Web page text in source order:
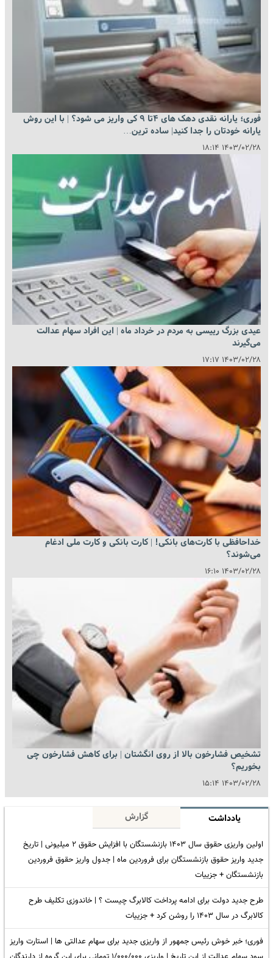
فوری؛ یارانه نقدی دهک های ۴تا ۹ کی واریز می شود؟ | با این روش
یارانه خودتان را جدا کنید| ساده ترین…
۱۴۰۳/۰۲/۲۸ ۱۸:۱۴
عیدی بزرگ رییسی به مردم در خرداد ماه | این افراد سهام عدالت
می‌گیرند
۱۴۰۳/۰۲/۲۸ ۱۷:۱۷
خداحافظی با کارت‌های بانکی! | کارت بانکی و کارت ملی ادغام
می‌شوند؟
۱۴۰۳/۰۲/۲۸ ۱۶:۱۰
تشخیص فشارخون بالا از روی انگشتان | برای کاهش فشارخون چی
بخوریم؟
۱۴۰۳/۰۲/۲۸ ۱۵:۱۴
یادداشت گزارش
اولین واریزی حقوق سال ۱۴۰۳ بازنشستگان با افزایش حقوق ۲ میلیونی | تاریخ
جدید واریز حقوق بازنشستگان برای فروردین ماه | جدول واریز حقوق فروردین
بازنشستگان + جزییات
طرح جدید دولت برای ادامه پرداخت کالابرگ چیست ؟ | خاندوزی تکلیف طرح
کالابرگ در سال ۱۴۰۳ را روشن کرد + جزییات
فوری؛ خبر خوش رئیس جمهور از واریزی جدید برای سهام عدالتی ها | استارت واریز